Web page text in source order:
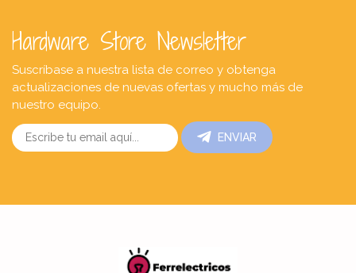
Hardware Store Newsletter
Suscríbase a nuestra lista de correo y obtenga
actualizaciones de nuevas ofertas y mucho más de
nuestro equipo.
ENVIAR